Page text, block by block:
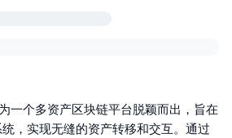
一个多资产区块链平台脱颖而出，旨在
，实现无缝的资产转移和交互。通过